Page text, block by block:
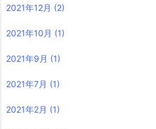
2021年12月 (2)
2021年10月 (1)
2021年9月 (1)
2021年7月 (1)
2021年2月 (1)